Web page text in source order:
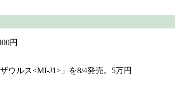
円
ウルス<MI-J1>」を8/4発売。5万円